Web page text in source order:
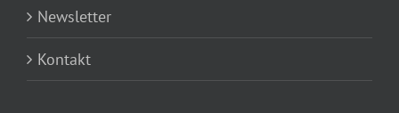
Newsletter
Kontakt